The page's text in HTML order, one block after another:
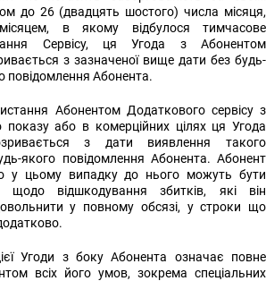
до 26 (двадцять шостого) числа місяця,
в якому відбулося тимчасове
Сервісу, ця Угода з Абонентом
з зазначеної вище дати без будь-
повідомлення Абонента.
Абонентом Додаткового сервісу з
показу або в комерційних цілях ця Угода
з дати виявлення такого
якого повідомлення Абонента. Абонент
у цьому випадку до нього можуть бути
щодо відшкодування збитків, які він
у повному обсязі, у строки що
Угоди з боку Абонента означає повне
всіх його умов, зокрема спеціальних